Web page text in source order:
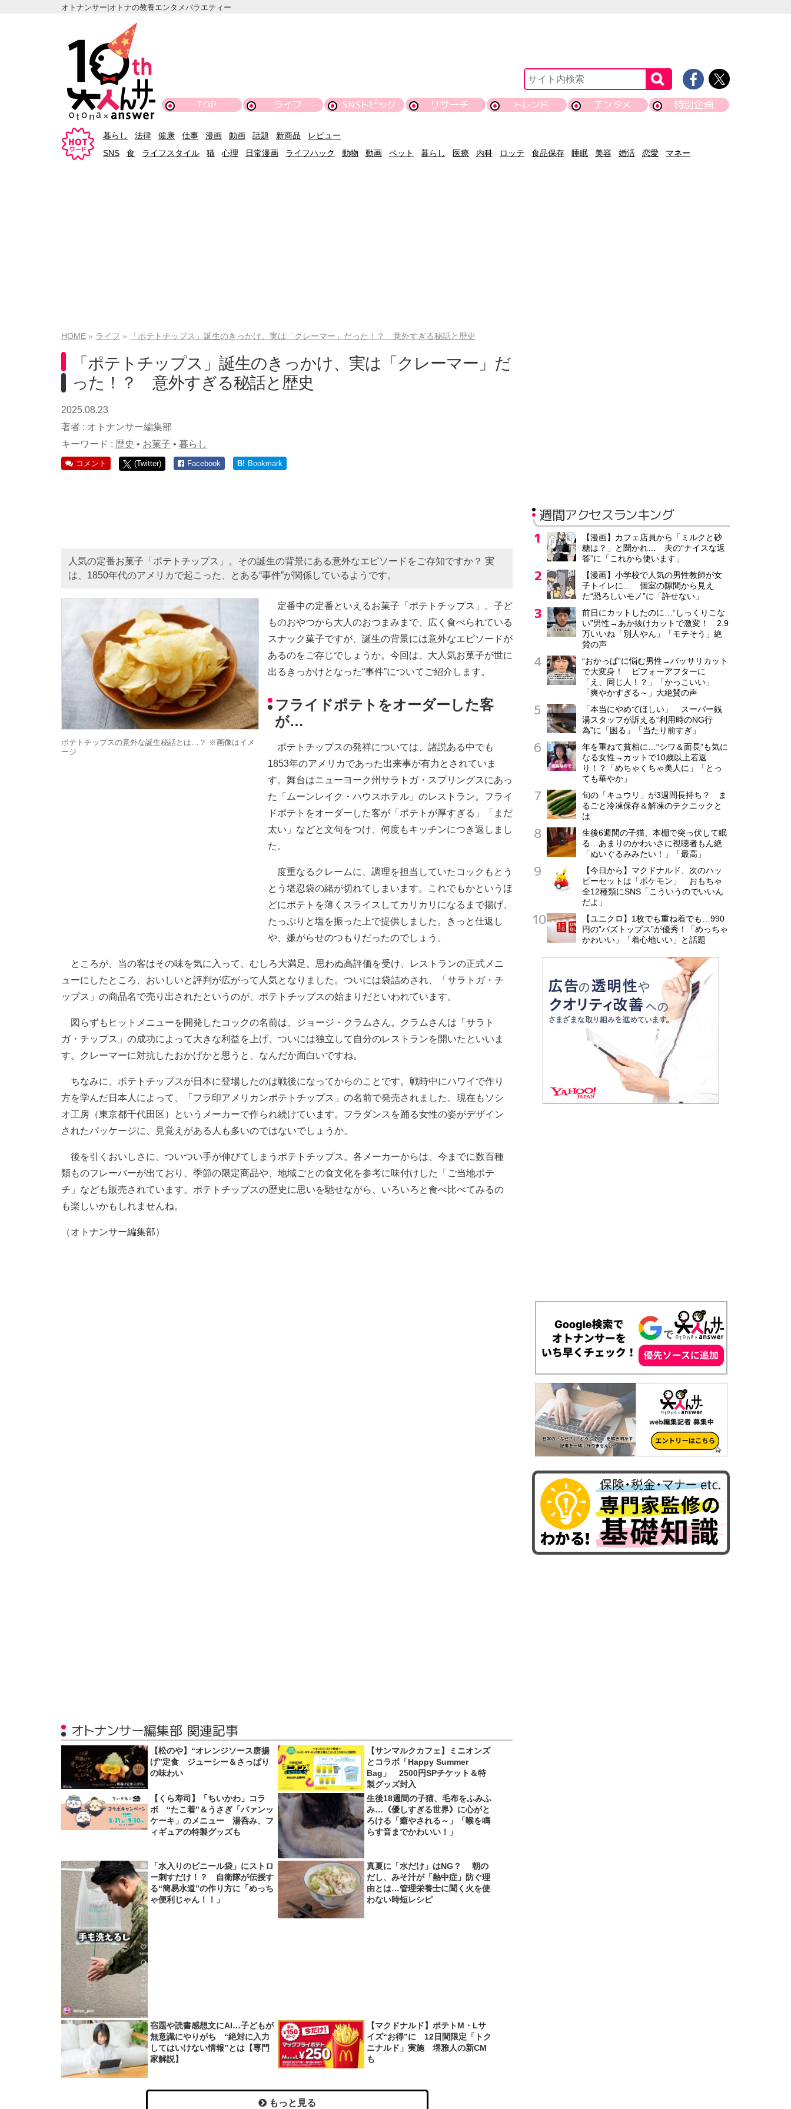
オトナンサー|オトナの教養エンタメバラエティー
TOP ライフ SNSトピック リサーチ トレンド エンタメ 特別企画
暮らし 法律 健康 仕事 漫画 動画 話題 新商品
レビュー
SNS
食 ライフスタイル 猫 心理 日常漫画 ライフハック 動物 動画 ペット 暮らし 医療 内科 ロッテ 食品保存 睡眠 美容 婚活 恋愛 マネー
HOME ライフ 「ポテトチップス」誕生のきっかけ、実は「クレーマー」だった！？ 意外すぎる秘話と歴史
「ポテトチップス」誕生のきっかけ、実は「クレーマー」だ
った！？ 意外すぎる秘話と歴史
2025.08.23
著者 : オトナンサー編集部
キーワード : 歴史 • お菓子 • 暮らし
コメント (Twitter) Facebook B! Bookmark
人気の定番お菓子「ポテトチップス」。その誕生の背景にある意外なエピソードをご存知ですか？ 実
は、1850年代のアメリカで起こった、とある“事件”が関係しているようです。
ポテトチップスの意外な誕生秘話とは…？ ※画像はイメ
ージ
定番中の定番といえるお菓子「ポテトチップス」。子ど
ものおやつから大人のおつまみまで、広く食べられている
スナック菓子ですが、誕生の背景には意外なエピソードが
あるのをご存じでしょうか。今回は、大人気お菓子が世に
出るきっかけとなった“事件”についてご紹介します。
フライドポテトをオーダーした客
が…
ポテトチップスの発祥については、諸説ある中でも
1853年のアメリカであった出来事が有力とされていま
す。舞台はニューヨーク州サラトガ・スプリングスにあっ
た「ムーンレイク・ハウスホテル」のレストラン。フライ
ドポテトをオーダーした客が「ポテトが厚すぎる」「まだ
太い」などと文句をつけ、何度もキッチンにつき返しまし
た。
度重なるクレームに、調理を担当していたコックもとう
とう堪忍袋の緒が切れてしまいます。これでもかというほ
どにポテトを薄くスライスしてカリカリになるまで揚げ、
たっぷりと塩を振った上で提供しました。きっと仕返し
や、嫌がらせのつもりだったのでしょう。
ところが、当の客はその味を気に入って、むしろ大満足。思わぬ高評価を受け、レストランの正式メニ
ューにしたところ、おいしいと評判が広がって人気となりました。ついには袋詰めされ、「サラトガ・チ
ップス」の商品名で売り出されたというのが、ポテトチップスの始まりだといわれています。
図らずもヒットメニューを開発したコックの名前は、ジョージ・クラムさん。クラムさんは「サラト
ガ・チップス」の成功によって大きな利益を上げ、ついには独立して自分のレストランを開いたといいま
す。クレーマーに対抗したおかげかと思うと、なんだか面白いですね。
ちなみに、ポテトチップスが日本に登場したのは戦後になってからのことです。戦時中にハワイで作り
方を学んだ日本人によって、「フラ印アメリカンポテトチップス」の名前で発売されました。現在もソシ
オ工房（東京都千代田区）というメーカーで作られ続けています。フラダンスを踊る女性の姿がデザイン
されたパッケージに、見覚えがある人も多いのではないでしょうか。
後を引くおいしさに、ついつい手が伸びてしまうポテトチップス。各メーカーからは、今までに数百種
類ものフレーバーが出ており、季節の限定商品や、地域ごとの食文化を参考に味付けした「ご当地ポテ
チ」なども販売されています。ポテトチップスの歴史に思いを馳せながら、いろいろと食べ比べてみるの
も楽しいかもしれませんね。
（オトナンサー編集部）
オトナンサー編集部 関連記事
【松のや】“オレンジソース唐揚
げ”定食 ジューシー＆さっぱり
の味わい
【サンマルクカフェ】ミニオンズ
とコラボ「Happy Summer
Bag」 2500円SPチケット＆特
製グッズ封入
【くら寿司】「ちいかわ」コラ
ボ “たこ着”＆うさぎ「パァンッ
ケーキ」のメニュー 湯呑み、フ
ィギュアの特製グッズも
生後18週間の子猫、毛布をふみふ
み…《優しすぎる世界》に心がと
ろける「癒やされる～」「喉を鳴
らす音までかわいい！」
「水入りのビニール袋」にストロ
ー刺すだけ！？ 自衛隊が伝授す
る“簡易水道”の作り方に「めっち
ゃ便利じゃん！！」
真夏に「水だけ」はNG？ 朝の
だし、みそ汁が「熱中症」防ぐ理
由とは…管理栄養士に聞く火を使
わない時短レシピ
宿題や読書感想文にAI…子どもが
無意識にやりがち “絶対に入力
してはいけない情報”とは【専門
家解説】
【マクドナルド】ポテトM・Lサ
イズ“お得”に 12日間限定「トク
ニナルド」実施 堺雅人の新CM
も
もっと見る
週間アクセスランキング
【漫画】カフェ店員から「ミルクと砂
糖は？」と聞かれ… 夫の“ナイスな返
答”に「これから使います」
【漫画】小学校で人気の男性教師が女
子トイレに… 個室の隙間から見え
た“恐ろしいモノ”に「許せない」
前日にカットしたのに…“しっくりこな
い”男性→あか抜けカットで激変！ 2.9
万いいね「別人やん」「モテそう」絶
賛の声
“おかっぱ”に悩む男性→バッサリカット
で大変身！ ビフォーアフターに
「え、同じ人！？」「かっこいい」
「爽やかすぎる～」大絶賛の声
「本当にやめてほしい」 スーパー銭
湯スタッフが訴える“利用時のNG行
為”に「困る」「当たり前すぎ」
年を重ねて貧相に…“シワ＆面長”も気に
なる女性→カットで10歳以上若返
り！？「めちゃくちゃ美人に」「とっ
ても華やか」
旬の「キュウリ」が3週間長持ち？ ま
るごと冷凍保存＆解凍のテクニックと
は
生後6週間の子猫、本棚で突っ伏して眠
る…あまりのかわいさに視聴者もん絶
「ぬいぐるみみたい！」「最高」
【今日から】マクドナルド、次のハッ
ピーセットは「ポケモン」 おもちゃ
全12種類にSNS「こういうのでいいん
だよ」
【ユニクロ】1枚でも重ね着でも…990
円の“バズトップス”が優秀！「めっちゃ
かわいい」「着心地いい」と話題